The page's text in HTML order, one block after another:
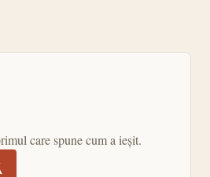
care spune cum a ieșit.